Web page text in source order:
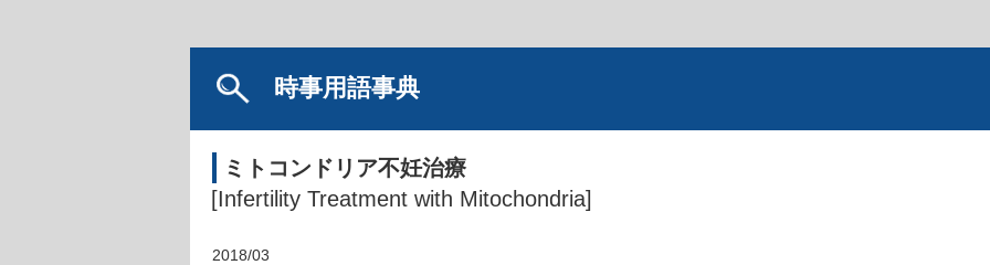
時事用語事典
ミトコンドリア不妊治療
[Infertility Treatment with Mitochondria]
2018/03